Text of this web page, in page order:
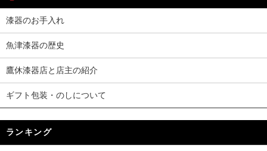
漆器のお手入れ
魚津漆器の歴史
鷹休漆器店と店主の紹介
ギフト包装・のしについて
ランキング